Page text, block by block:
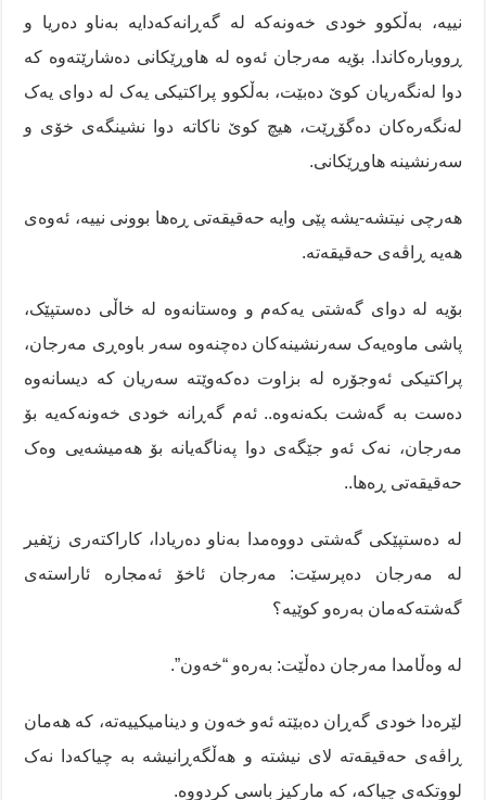
نییە، بەڵکوو خودی خەونەکە لە گەڕانەکەدایە بەناو دەریا و
ڕووبارەکاندا. بۆیە مەرجان ئەوە لە هاوڕێکانی دەشارێتەوە کە
دوا لەنگەریان کوێ دەبێت، بەڵکوو پراکتیکی یەک لە دوای یەک
لەنگەرەکان دەگۆڕێت، هیچ کوێ ناکاتە دوا نشینگەی خۆی و
سەرنشینە هاوڕێکانی.
هەرچی نیتشە-یشە پێی وایە حەقیقەتی ڕەها بوونی نییە، ئەوەی
هەیە ڕاڤەی حەقیقەتە.
بۆیە لە دوای گەشتی یەکەم و وەستانەوە لە خاڵی دەستپێک،
پاشی ماوەیەک سەرنشینەکان دەچنەوە سەر باوەڕی مەرجان،
پراکتیکی ئەوجۆرە لە بزاوت دەکەوێتە سەریان کە دیسانەوە
دەست بە گەشت بکەنەوە.. ئەم گەڕانە خودی خەونەکەیە بۆ
مەرجان، نەک ئەو جێگەی دوا پەناگەیانە بۆ هەمیشەیی وەک
حەقیقەتی ڕەها..
لە دەستپێکی گەشتی دووەمدا بەناو دەریادا، کاراکتەری زێفیر
لە مەرجان دەپرسێت: مەرجان ئاخۆ ئەمجارە ئاراستەی
گەشتەکەمان بەرەو کوێیە؟
لە وەڵامدا مەرجان دەڵێت: بەرەو “خەون”.
لێرەدا خودی گەڕان دەبێتە ئەو خەون و دینامیکییەتە، کە هەمان
ڕاڤەی حەقیقەتە لای نیشتە و هەڵگەڕانیشە بە چیاکەدا نەک
لووتکەی چیاکە، کە مارکیز باسی کردووە.